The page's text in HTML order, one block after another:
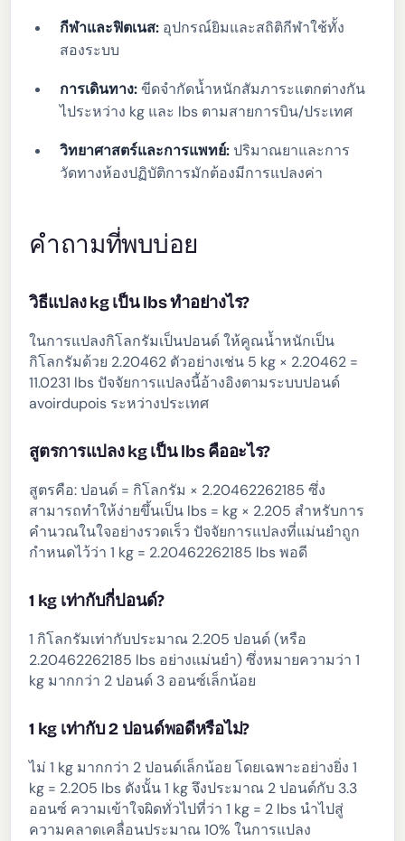
กีฬาและฟิตเนส: อุปกรณ์ยิมและสถิติกีฬาใช้ทั้ง
สองระบบ
การเดินทาง:ขีดจำกัดน้ำหนักสัมภาระแตกต่างกัน
ไประหว่าง kg และ lbs ตามสายการบิน/ประเทศ
วิทยาศาสตร์และการแพทย์:ปริมาณยาและการ
วัดทางห้องปฏิบัติการมักต้องมีการแปลงค่า
คำถามที่พบบ่อย
วิธีแปลง kg เป็น lbs ทำอย่างไร?
ในการแปลงกิโลกรัมเป็นปอนด์ ให้คูณน้ำหนักเป็น
กิโลกรัมด้วย 2.20462 ตัวอย่างเช่น 5 kg × 2.20462 =
11.0231 lbs ปัจจัยการแปลงนี้อ้างอิงตามระบบปอนด์
avoirdupois ระหว่างประเทศ
สูตรการแปลง kg เป็น lbs คืออะไร?
สูตรคือ: ปอนด์ = กิโลกรัม × 2.20462262185 ซึ่ง
สามารถทำให้ง่ายขึ้นเป็น lbs = kg × 2.205 สำหรับการ
คำนวณในใจอย่างรวดเร็ว ปัจจัยการแปลงที่แม่นยำถูก
กำหนดไว้ว่า 1 kg = 2.20462262185 lbs พอดี
1 kg เท่ากับกี่ปอนด์?
1 กิโลกรัมเท่ากับประมาณ 2.205 ปอนด์ (หรือ
2.20462262185 lbs อย่างแม่นยำ) ซึ่งหมายความว่า 1
kg มากกว่า 2 ปอนด์ 3 ออนซ์เล็กน้อย
1 kg เท่ากับ 2 ปอนด์พอดีหรือไม่?
ไม่ 1 kg มากกว่า 2 ปอนด์เล็กน้อย โดยเฉพาะอย่างยิ่ง 1
kg = 2.205 lbs ดังนั้น 1 kg จึงประมาณ 2 ปอนด์กับ 3.3
ออนซ์ ความเข้าใจผิดทั่วไปที่ว่า 1 kg = 2 lbs นำไปสู่
ความคลาดเคลื่อนประมาณ 10% ในการแปลง